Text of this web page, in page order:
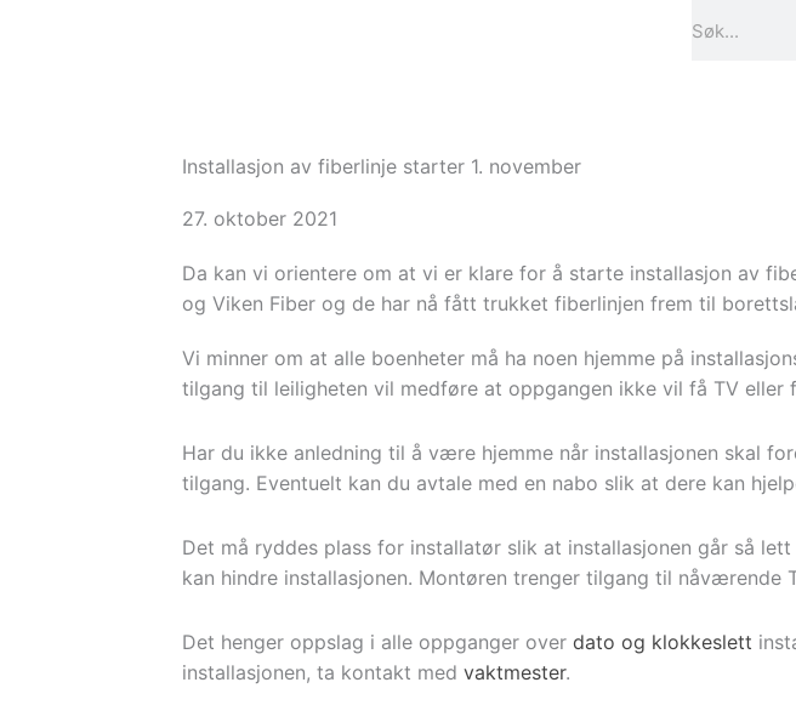
Installasjon av fiberlinje starter 1. november
27. oktober 2021
Da kan vi orientere om at vi er klare for å starte installasjon av
og Viken Fiber og de har nå fått trukket fiberlinjen frem til
Vi minner om at alle boenheter må ha noen hjemme på
tilgang til leiligheten vil medføre at oppgangen ikke vil få TV eller
Har du ikke anledning til å være hjemme når installasjonen skal
tilgang. Eventuelt kan du avtale med en nabo slik at dere kan
Det må ryddes plass for installatør slik at installasjonen går så
kan hindre installasjonen. Montøren trenger tilgang til
Det henger oppslag i alle oppganger over dato og klokkeslett
installasjonen, ta kontakt med vaktmester.